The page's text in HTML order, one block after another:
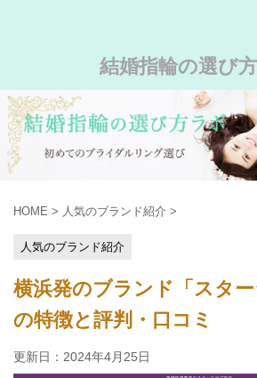
結婚指輪の選び
HOME > 人気のブランド紹介 >
人気のブランド紹介
横浜発のブランド「スター
の特徴と評判・口コミ
更新日： 2024年4月25日